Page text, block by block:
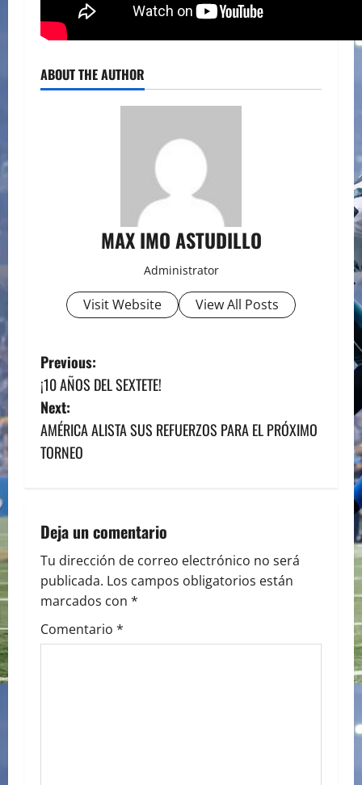
ABOUT THE AUTHOR
MAX IMO ASTUDILLO
Administrator
Visit Website View All Posts
P
o
s
t
a
v
i
g
Previous:
¡10 AÑOS DEL SEXTETE!
Next:
AMÉRICA ALISTA SUS REFUERZOS PARA EL PRÓXIMO
TORNEO
Deja un comentario
Tu dirección de correo electrónico no será
publicada. Los campos obligatorios están
marcados con *
Comentario *